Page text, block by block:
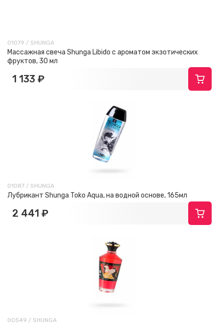
01079 / SHUNGA
Массажная свеча Shunga Libido с ароматом экзотических
фруктов, 30 мл
1 133 ₽
01087 / SHUNGA
Лубрикант Shunga Toko Aqua, на водной основе, 165мл
2 441 ₽
00549 / SHUNGA